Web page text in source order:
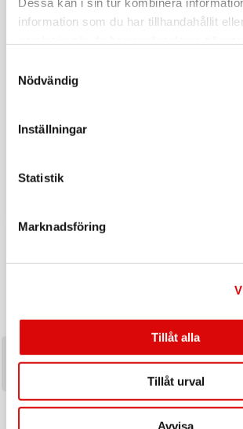
information som du har tillhandahållit
Nödvändig
Inställningar
Statistik
Marknadsföring
Tillåt alla
Tillåt urval
Avvisa
Ladda upp inför hösten med ett
produkter utvalda för säsongens
LOGILINK
Cable box - Kabelgömma Small
C3
Perkolator
Rostfritt stål